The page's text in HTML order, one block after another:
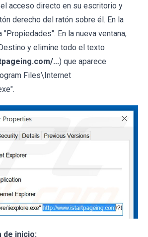
acceso directo en su escritorio y
derecho del ratón sobre él. En la
"Propiedades". En la nueva ventana,
y elimine todo el texto
...) que aparece
Files\Internet
de inicio: